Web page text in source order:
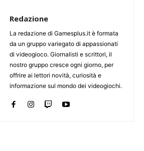
Redazione
La redazione di Gamesplus.it è formata
da un gruppo variegato di appassionati
di videogioco. Giornalisti e scrittori, il
nostro gruppo cresce ogni giorno, per
offrire ai lettori novità, curiosità e
informazione sul mondo dei videogiochi.